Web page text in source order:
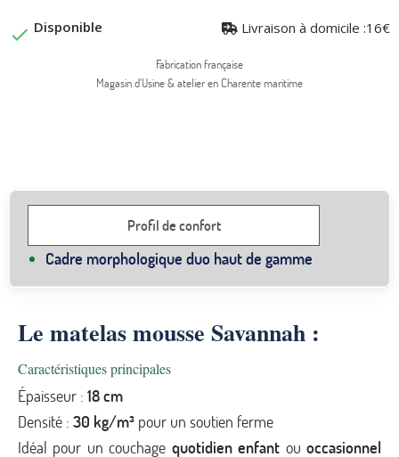
 Disponible Livraison à domicile :16€
Fabrication française
Magasin d'Usine & atelier en Charente maritime
Profil de confort
Cadre morphologique duo haut de gamme
Le matelas mousse Savannah :
Caractéristiques principales
Épaisseur : 18 cm
Densité : 30 kg/m³ pour un soutien ferme
Idéal pour un couchage quotidien enfant ouoccasionnel